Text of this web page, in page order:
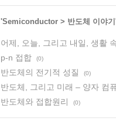
'Semiconductor > 반도체 이야기
어제, 오늘, 그리고 내일, 생활
p-n 접합 (0)
반도체의 전기적 성질 (0)
반도체, 그리고 미래 – 양자 컴
반도체와 접합원리 (0)